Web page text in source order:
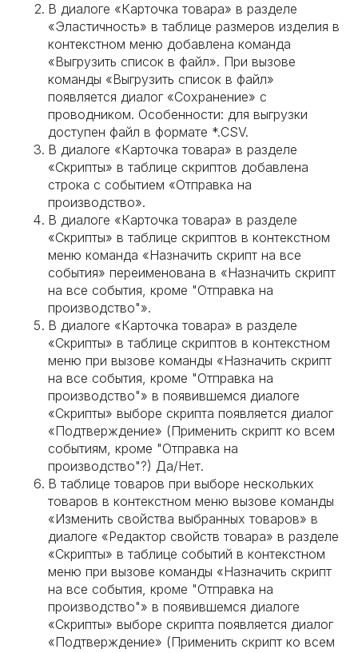
В диалоге «Карточка товара» в разделе
«Эластичность» в таблице размеров изделия в
контекстном меню добавлена команда
«Выгрузить список в файл». При вызове
команды «Выгрузить список в файл»
появляется диалог «Сохранение» с
проводником. Особенности: для выгрузки
доступен файл в формате *.CSV.
В диалоге «Карточка товара» в разделе
«Скрипты» в таблице скриптов добавлена
строка с событием «Отправка на
производство».
В диалоге «Карточка товара» в разделе
«Скрипты» в таблице скриптов в контекстном
меню команда «Назначить скрипт на все
события» переименована в «Назначить скрипт
на все события, кроме "Отправка на
производство"».
В диалоге «Карточка товара» в разделе
«Скрипты» в таблице скриптов в контекстном
меню при вызове команды «Назначить скрипт
на все события, кроме "Отправка на
производство"» в появившемся диалоге
«Скрипты» выборе скрипта появляется диалог
«Подтверждение» (Применить скрипт ко всем
событиям, кроме "Отправка на
производство"?) Да/Нет.
В таблице товаров при выборе нескольких
товаров в контекстном меню вызове команды
«Изменить свойства выбранных товаров» в
диалоге «Редактор свойств товара» в разделе
«Скрипты» в таблице событий в контекстном
меню при вызове команды «Назначить скрипт
на все события, кроме "Отправка на
производство"» в появившемся диалоге
«Скрипты» выборе скрипта появляется диалог
«Подтверждение» (Применить скрипт ко всем